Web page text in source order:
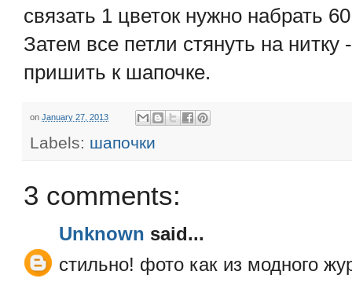
связать 1 цветок нужно набрать
Затем все петли стянуть на
пришить к шапочке.
on January 27, 2013
Labels: шапочки
3 comments:
Unknown said...
стильно! фото как из модного